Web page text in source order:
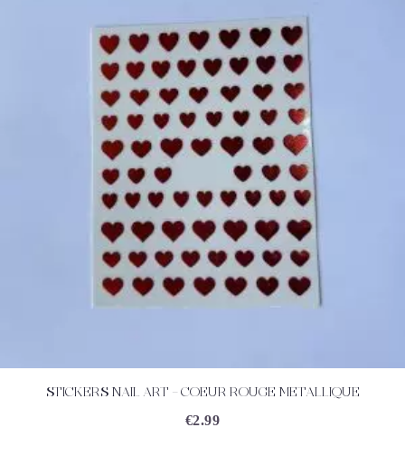
ACHETEZ DÉTAILS
STICKERS NAIL ART – COEUR ROUGE METALLIQUE
€2.99